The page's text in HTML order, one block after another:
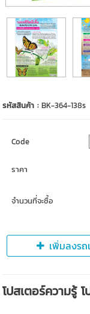
รหัสสินค้า :BK-364-138s
Code
ราคา
จำนวนที่จะซื้อ
เพิ่มลงรถ
โปสเตอร์ความรู้